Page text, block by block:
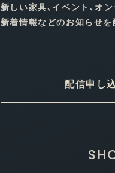
新しい家具､イベント､オ
新着情報などのお知らせを
配信申し